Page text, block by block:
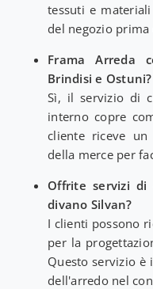
tessuti e
del negozio
Frama Arreda
Brindisi e Ostuni?
Sì, il servizio di
interno copre
cliente riceve
della merce per
Offrite servizi di
divano Silvan?
I clienti possono
per la
Questo servizio è
dell'arredo nel